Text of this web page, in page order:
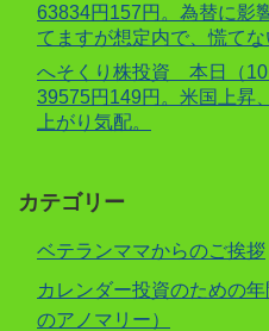
63834円157円。為替に影
てますが想定内で、慌てな
へそくり株投資 本日（
39575円149円。米国上昇
上がり気配。
カテゴリー
ベテランママからのご挨拶
カレンダー投資のための
のアノマリー）